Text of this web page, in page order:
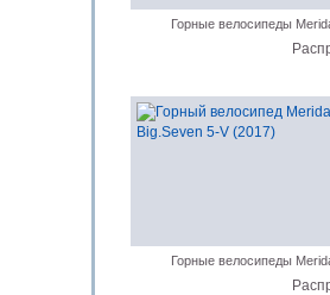
Горные велосипеды
Горные велосипеды